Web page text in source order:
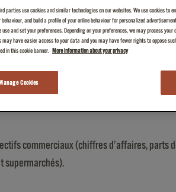
commerciaux (chiffres d’affaires,
supermarchés).
parties use cookies and similar technologies on our websites. We use cookies to
and build a profile of your online behaviour for personalized
use and set your preferences. Depending on your preferences, we may process
may have easier access to your data and you may have fewer rights to oppose
in this cookie banner.
More information about your privacy
Manage Cookies